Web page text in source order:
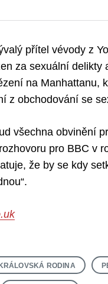
přítel vévody z
za sexuální delikty
na Manhattanu,
z obchodování se
všechna obvinění
pro BBC v
že by se kdy
RODINA